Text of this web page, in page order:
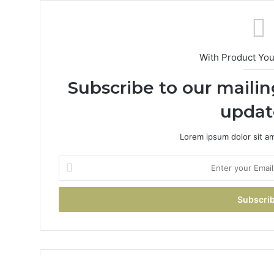
With Product
Subscribe to our
Lorem ipsum dolor sit
your
Email